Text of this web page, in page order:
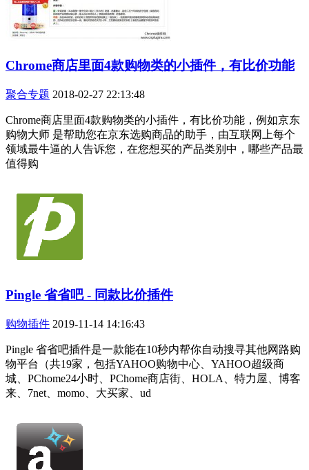
Chrome商店里面4款购物类的小插件，有比价功能
聚合专题 2018-02-27 22:13:48
Chrome商店里面4款购物类的小插件，有比价功能，例如京东
购物大师 是帮助您在京东选购商品的助手，由互联网上每个
领域最牛逼的人告诉您，在您想买的产品类别中，哪些产品最
值得购
Pingle 省省吧 - 同款比价插件
购物插件 2019-11-14 14:16:43
Pingle 省省吧插件是一款能在10秒内帮你自动搜寻其他网路购
物平台（共19家，包括YAHOO购物中心、YAHOO超级商
城、PChome24小时、PChome商店街、HOLA、特力屋、博客
来、7net、momo、大买家、ud